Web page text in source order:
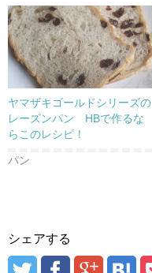
す
)
ウ
ィ
ン
ド
ウ
で
開
き
ま
す
)
す
)
ヤマザキゴールドシリーズの
レーズンパン HBで作るな
らこのレシピ！
パン
シェアする